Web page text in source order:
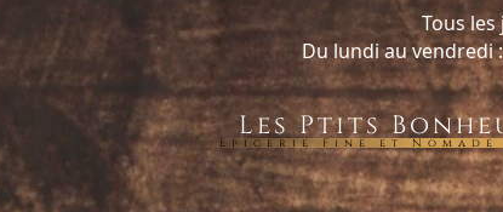
Tous
Du lundi au vendredi
Les Ptits
Epicerie Fine et